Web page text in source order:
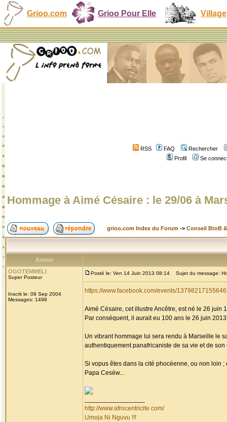
Grioo.com Grioo Pour Elle Village
RSS FAQ
Rechercher
Profil
Se
Hommage à Aimé Césaire : le 29/06 à
grioo.com Index du Forum -> Conseil BtoB
Auteur
OGOTEMMELI
Super Posteur
Inscrit le: 09 Sep 2004
Messages: 1498
Posté le: Ven 14 Juin 2013 08:14 Sujet du message:
https://www.facebook.com/events/
Aimé Césaire, cet illustre Ancêtre, est né le 26 juin
Par conséquent, il aurait eu 100 ans le 26 juin
Un vibrant hommage lui sera rendu à Marseille le
authentiquement panafricaniste de sa vie et de
Si vopus êtes dans la cité phocéenne, ou non loin
Papa Cesèw...
http://www.afrocentricite.com/
Umoja Ni Nguvu !!!